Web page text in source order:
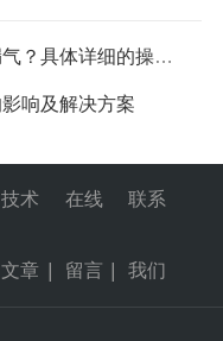
具体详细的操作步骤
响及解决方案
技术
文章
在线
留言
联系
我们